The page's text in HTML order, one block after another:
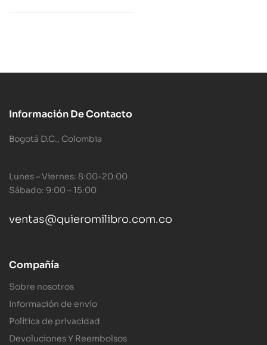
Información De Contacto
Bogotá D.C., Colombia
Lunes – Viernes: 8:00-20:00
Sábado: 9:00 – 15:00
ventas@quieromilibro.com.co
Compañía
Sobre nosotros
Información de envío
Política de privacidad
Devoluciones Y Reembolsos